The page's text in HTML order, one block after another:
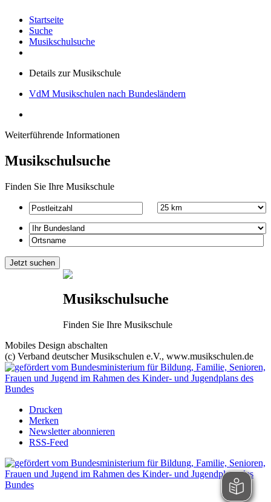
Startseite
Suche
Musikschulsuche
Details zur Musikschule
VdM Musikschulen nach Bundesländern
Weiterführende Informationen
Musikschulsuche
Finden Sie Ihre Musikschule
Musikschulsuche
Finden Sie Ihre Musikschule
Mobiles Design abschalten
(c) Verband deutscher Musikschulen e.V., www.musikschulen.de
Drucken
Merken
Newsletter abonnieren
RSS-Feed